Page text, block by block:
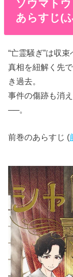
ソウマト
あらすじ(
“亡霊騒ぎ”は収束
真相を紐解く先
き過去。
事件の傷跡も消
──。
前巻のあらすじ (